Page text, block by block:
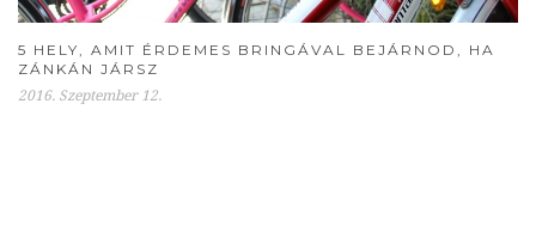
5 HELY, AMIT ÉRDEMES BRINGÁVAL BEJÁRNOD, HA
ZÁNKÁN JÁRSZ
2016. Szeptember 12.